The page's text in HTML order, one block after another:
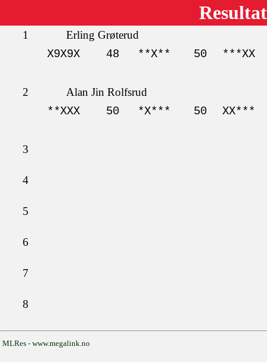
1 Erling Grøterud
X9X9X 48 **X** 50 ***XX
2 Alan Jin Rolfsrud
**XXX 50 *X*** 50 XX***
3
4
5
6
7
8
MLRes - www.megalink.no